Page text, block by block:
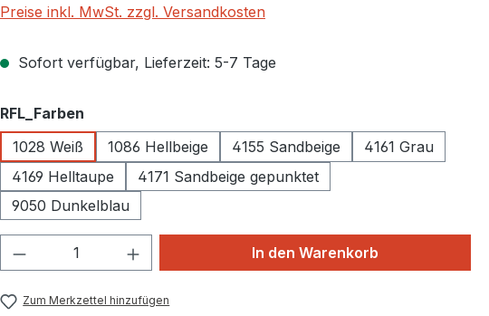
Preise inkl. MwSt. zzgl. Versandkosten
Sofort verfügbar, Lieferzeit: 5-7 Tage
RFL_Farben
1028 Weiß
1086 Hellbeige 4155 Sandbeige
4161 Grau
4169 Helltaupe
4171 Sandbeige gepunktet
9050 Dunkelblau
Produkt Anzahl: Gib den gewünschten Wert
In den Warenkorb
Zum Merkzettel hinzufügen